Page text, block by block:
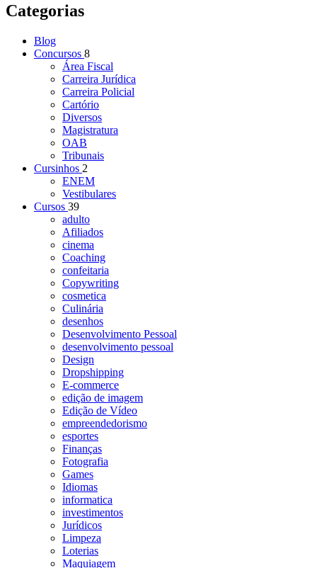
Categorias
Blog
Concursos 8
Área Fiscal
Carreira Jurídica
Carreira Policial
Cartório
Diversos
Magistratura
OAB
Tribunais
Cursinhos 2
ENEM
Vestibulares
Cursos 39
adulto
Afiliados
cinema
Coaching
confeitaria
Copywriting
cosmetica
Culinária
desenhos
Desenvolvimento Pessoal
desenvolvimento pessoal
Design
Dropshipping
E-commerce
edição de imagem
Edição de Vídeo
empreendedorismo
esportes
Finanças
Fotografia
Games
Idiomas
informatica
investimentos
Jurídicos
Limpeza
Loterias
Maquiagem